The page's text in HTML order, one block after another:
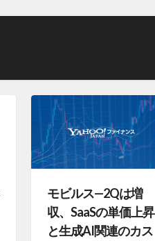
モビルス—2Qは増
収、SaaSの単価上昇
と生成AI関連のカス